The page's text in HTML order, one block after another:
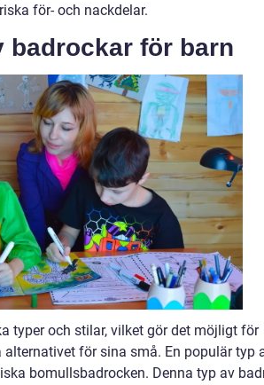
för- och nackdelar.
badrockar för barn
typer och stilar, vilket gör det möjligt för
för sina små. En populär typ
bomullsbadrocken. Denna typ av